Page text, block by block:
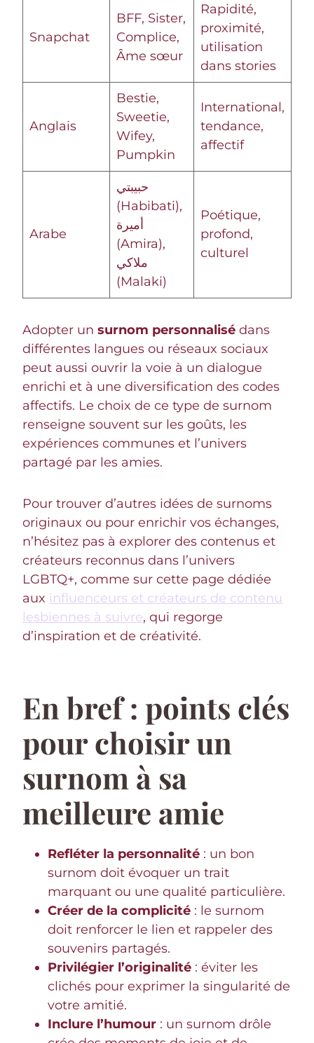
Snapchat
BFF, Sister,
Complice,
Âme sœur
Rapidité,
proximité,
utilisation
dans stories
Anglais
Bestie,
Sweetie,
Wifey,
Pumpkin
International,
tendance,
affectif
Arabe
حبيبتي
(Habibati),
أميرة
(Amira),
ملاكي
(Malaki)
Poétique,
profond,
culturel
Adopter un surnom personnalisé dans
différentes langues ou réseaux sociaux
peut aussi ouvrir la voie à un dialogue
enrichi et à une diversification des codes
affectifs. Le choix de ce type de surnom
renseigne souvent sur les goûts, les
expériences communes et l’univers
partagé par les amies.
Pour trouver d’autres idées de surnoms
originaux ou pour enrichir vos échanges,
n’hésitez pas à explorer des contenus et
créateurs reconnus dans l’univers
LGBTQ+, comme sur cette page dédiée
aux influenceurs et créateurs de contenu
lesbiennes à suivre, qui regorge
d’inspiration et de créativité.
En bref : points clés
pour choisir un
surnom à sa
meilleure amie
Refléter la personnalité : un bon
surnom doit évoquer un trait
marquant ou une qualité particulière.
Créer de la complicité : le surnom
doit renforcer le lien et rappeler des
souvenirs partagés.
Privilégier l’originalité : éviter les
clichés pour exprimer la singularité de
votre amitié.
Inclure l’humour : un surnom drôle